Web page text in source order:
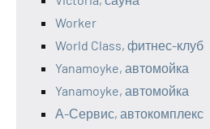
Worker
World Class, фитнес-клуб
Yanamoyke, автомойка
Yanamoyke, автомойка
А-Сервис, автокомплекс